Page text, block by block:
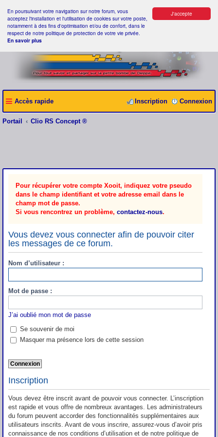
J'accepte
En poursuivant votre navigation sur notre forum, vous
acceptez l'installation et l'utilisation de cookies sur votre poste,
notamment à des fins d'optimisation et/ou de confort, dans le
respect de notre politique de protection de votre vie privée.
En savoir plus
Accès rapide Connexion
Inscription
Portail Clio RS Concept ®
Pour récupérer votre compte Xooit, indiquez votre pseudo
dans le champ identifiant et votre adresse email dans le
champ mot de passe.
Si vous rencontrez un problème, contactez-nous.
Vous devez vous connecter afin de pouvoir citer
les messages de ce forum.
Nom d’utilisateur :
Mot de passe :
J’ai oublié mon mot de passe
Se souvenir de moi
Masquer ma présence lors de cette session
Inscription
Vous devez être inscrit avant de pouvoir vous connecter. L’inscription
est rapide et vous offre de nombreux avantages. Les administrateurs
du forum peuvent accorder des fonctionnalités supplémentaires aux
utilisateurs inscrits. Avant de vous inscrire, assurez-vous d’avoir pris
connaissance de nos conditions d’utilisation et de notre politique de